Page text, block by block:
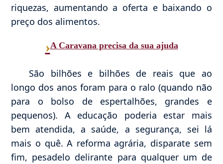
riquezas, aumentando a oferta e baixando o
preço dos alimentos.
›A Caravana precisa da sua ajuda
São bilhões e bilhões de reais que ao
longo dos anos foram para o ralo (quando não
para o bolso de espertalhões, grandes e
pequenos). A educação poderia estar mais
bem atendida, a saúde, a segurança, sei lá
mais o quê. A reforma agrária, disparate sem
fim, pesadelo delirante para qualquer um de